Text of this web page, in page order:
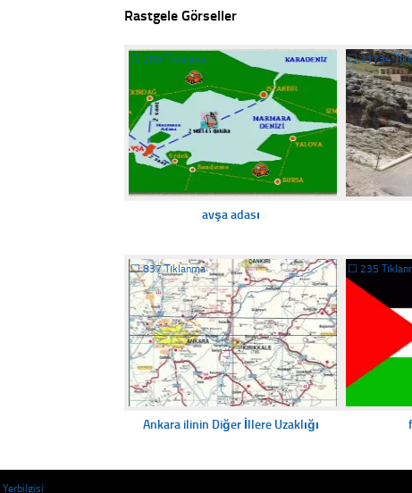
Rastgele Görseller
☐209 Tıklanma
avşa adası
☐21734
☐837 Tıklanma
Ankara ilinin Diğer İllere Uzaklığı
☐ 235
Yerbilgisi